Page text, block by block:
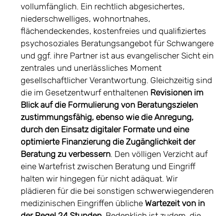
vollumfänglich. Ein rechtlich abgesichertes,
niederschwelliges, wohnortnahes,
flächendeckendes, kostenfreies und qualifiziertes
psychosoziales Beratungsangebot für Schwangere
und ggf. ihre Partner ist aus evangelischer Sicht ein
zentrales und unerlässliches Moment
gesellschaftlicher Verantwortung. Gleichzeitig sind
die im Gesetzentwurf enthaltenen Revisionen im
Blick auf die Formulierung von Beratungszielen
zustimmungsfähig, ebenso wie die Anregung,
durch den Einsatz digitaler Formate und eine
optimierte Finanzierung die Zugänglichkeit der
Beratung zu verbessern. Den völligen Verzicht auf
eine Wartefrist zwischen Beratung und Eingriff
halten wir hingegen für nicht adäquat. Wir
plädieren für die bei sonstigen schwerwiegenderen
medizinischen Eingriffen übliche Wartezeit von in